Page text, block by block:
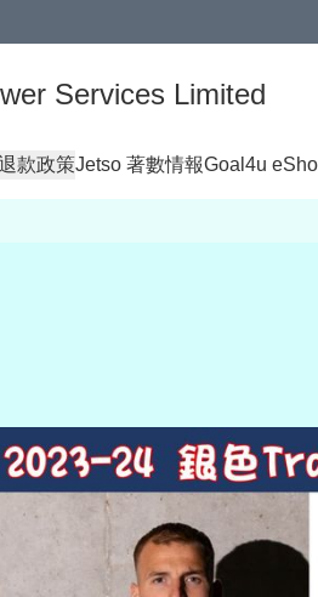
Services Limited
款政策Jetso 著數情報Goal4u